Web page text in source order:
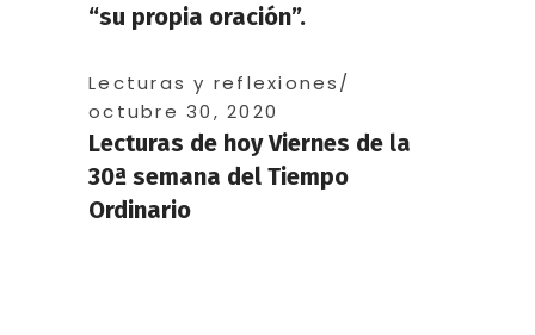
“su propia oración”.
Lecturas y reflexiones
octubre 30, 2020
Lecturas de hoy Viernes de la
30ª semana del Tiempo
Ordinario